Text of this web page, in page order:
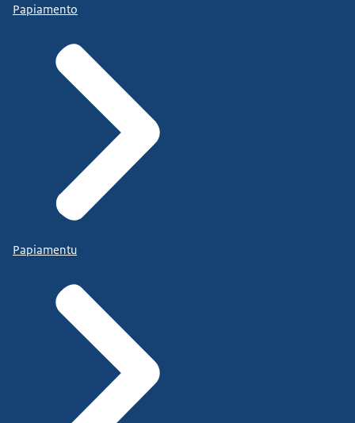
Papiamento
Papiamentu